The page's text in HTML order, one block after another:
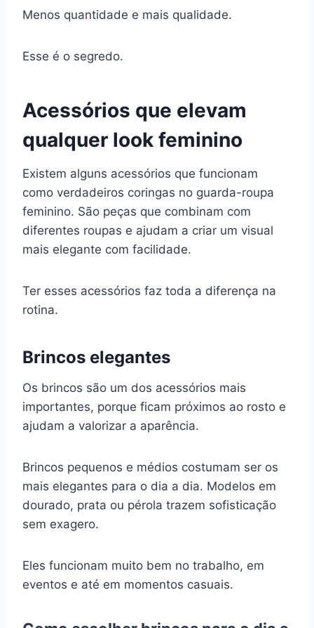
Menos quantidade e mais qualidade.
Esse é o segredo.
Acessórios que elevam
qualquer look feminino
Existem alguns acessórios que funcionam
como verdadeiros coringas no guarda-roupa
feminino. São peças que combinam com
diferentes roupas e ajudam a criar um visual
mais elegante com facilidade.
Ter esses acessórios faz toda a diferença na
rotina.
Brincos elegantes
Os brincos são um dos acessórios mais
importantes, porque ficam próximos ao rosto e
ajudam a valorizar a aparência.
Brincos pequenos e médios costumam ser os
mais elegantes para o dia a dia. Modelos em
dourado, prata ou pérola trazem sofisticação
sem exagero.
Eles funcionam muito bem no trabalho, em
eventos e até em momentos casuais.